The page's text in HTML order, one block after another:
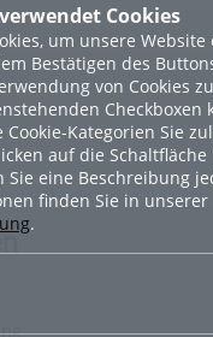
Cookies
um unsere
Bestätigen des
von Cookies
Checkboxen
Kategorien Sie
auf die
eine Beschreibung
finden Sie in unserer
.